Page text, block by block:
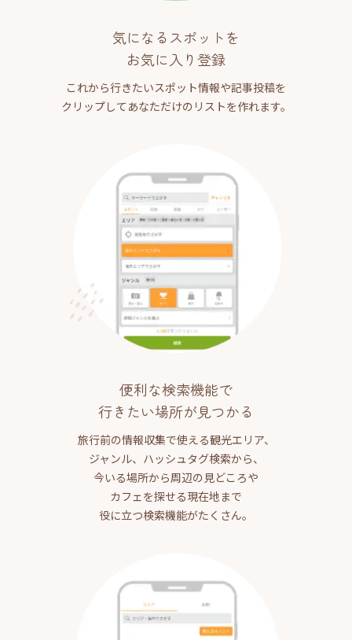
気になるスポットを
お気に入り登録
これから行きたいスポット情報や記事投稿を
クリップしてあなただけのリストを作れます。
便利な検索機能で
行きたい場所が見つかる
旅行前の情報収集で使える観光エリア、
ジャンル、ハッシュタグ検索から、
今いる場所から周辺の見どころや
カフェを探せる現在地まで
役に立つ検索機能がたくさん。